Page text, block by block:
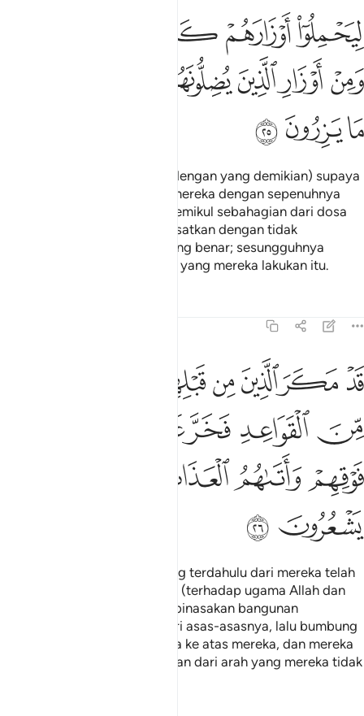
ليحملوا اوزارهم كاملة يوم القيامة ومن اوزار الذين يضلونهم بغير علم
لِيَحْمِلُوٓا۟ أَوْزَارَهُمْ كَامِلَةًۭ يَوْمَ ٱلْقِيَـٰمَةِ ۙ وَمِنْ أَوْزَارِ ٱلَّذِينَ يُضِلُّونَهُم بِغَيْرِ عِلْمٍ
ﲩﲪﲫ
ﲮﲯﲰﲱ
ﲷﲸﲹ
(Mereka dibiarkan menuduh dengan yang demikian) supaya
mereka memikul dosa-dosa mereka dengan sepenuhnya
pada hari kiamat, dan juga memikul sebahagian dari dosa
orang-orang yang mereka sesatkan dengan tidak
berdasarkan pengetahuan yang benar; sesungguhnya
amatlah buruknya dosa-dosa yang mereka lakukan itu.
قد مكر الذين من قبلهم فاتى الله بنيانهم من القواعد فخر عليهم
قَدْ مَكَرَ ٱلَّذِينَ مِن قَبْلِهِمْ فَأَتَى ٱللَّهُ بُنْيَـٰنَهُم مِّنَ ٱلْقَوَاعِدِ فَخَرَّ عَلَيْهِمُ
ﲺﲻﲼﲽﲾ
ﳂﳃ ﳄﳅ
ﳈﳉﳊ
ﳎ ﳏ
Sebenarnya orang-orang yang terdahulu dari mereka telah
menjalankan rancangan jahat (terhadap ugama Allah dan
Rasul-rasulNya); maka Allah binasakan bangunan
(rancangan jahat) mereka dari asas-asasnya, lalu bumbung
(bangunan itu) jatuh menimpa ke atas mereka, dan mereka
pula didatangi azab kebinasaan dari arah yang mereka tidak